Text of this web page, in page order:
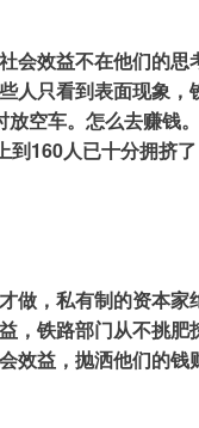
会效益不在他们的
只看到表面现象
空车。怎么去赚
160人已十分拥挤
做，私有制的资本
铁路部门从不挑
效益，抛洒他们的钱